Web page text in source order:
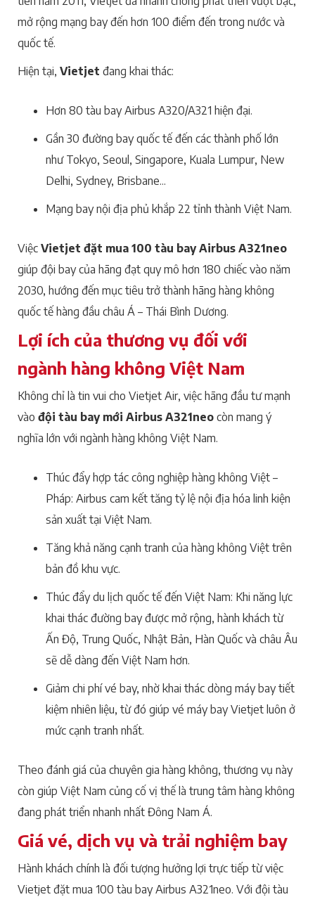
mở rộng mạng bay đến hơn 100 điểm đến trong nước và
quốc tế.
Hiện tại, Vietjet đang khai thác:
Hơn 80 tàu bay Airbus A320/A321 hiện đại.
Gần 30 đường bay quốc tế đến các thành phố lớn
như Tokyo, Seoul, Singapore, Kuala Lumpur, New
Delhi, Sydney, Brisbane...
Mạng bay nội địa phủ khắp 22 tỉnh thành Việt Nam.
Việc Vietjet đặt mua 100 tàu bay Airbus A321neo
giúp đội bay của hãng đạt quy mô hơn 180 chiếc vào năm
2030, hướng đến mục tiêu trở thành hãng hàng không
quốc tế hàng đầu châu Á – Thái Bình Dương.
Lợi ích của thương vụ đối với
ngành hàng không Việt Nam
Không chỉ là tin vui cho Vietjet Air, việc hãng đầu tư mạnh
vào đội tàu bay mới Airbus A321neo còn mang ý
nghĩa lớn với ngành hàng không Việt Nam.
Thúc đẩy hợp tác công nghiệp hàng không Việt –
Pháp: Airbus cam kết tăng tỷ lệ nội địa hóa linh kiện
sản xuất tại Việt Nam.
Tăng khả năng cạnh tranh của hàng không Việt trên
bản đồ khu vực.
Thúc đẩy du lịch quốc tế đến Việt Nam: Khi năng lực
khai thác đường bay được mở rộng, hành khách từ
Ấn Độ, Trung Quốc, Nhật Bản, Hàn Quốc và châu Âu
sẽ dễ dàng đến Việt Nam hơn.
Giảm chi phí vé bay, nhờ khai thác dòng máy bay tiết
kiệm nhiên liệu, từ đó giúp vé máy bay Vietjet luôn ở
mức cạnh tranh nhất.
Theo đánh giá của chuyên gia hàng không, thương vụ này
còn giúp Việt Nam củng cố vị thế là trung tâm hàng không
đang phát triển nhanh nhất Đông Nam Á.
Giá vé, dịch vụ và trải nghiệm bay
Hành khách chính là đối tượng hưởng lợi trực tiếp từ việc
Vietjet đặt mua 100 tàu bay Airbus A321neo. Với đội tàu